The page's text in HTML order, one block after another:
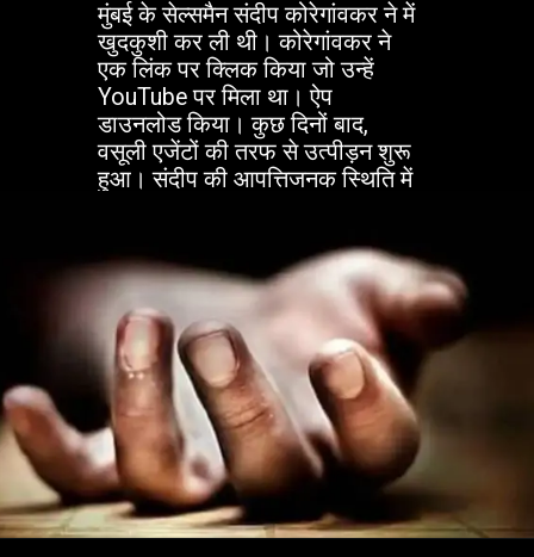
मुंबई के सेल्समैन संदीप कोरेगांवकर ने में
खुदकुशी कर ली थी। कोरेगांवकर ने
एक लिंक पर क्लिक किया जो उन्हें
YouTube पर मिला था। ऐप
डाउनलोड किया। कुछ दिनों बाद,
वसूली एजेंटों की तरफ से उत्पीड़न शुरू
हुआ। संदीप की आपत्तिजनक स्थिति में
गईं। अपमान सहन नहीं कर पाने की
वजह से खुद की जान ले ली।